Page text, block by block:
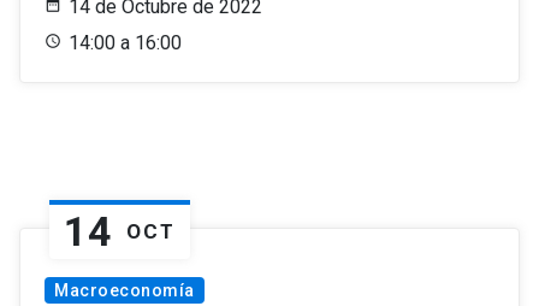
14 de Octubre de 2022
14:00 a 16:00
14 OCT
Macroeconomía